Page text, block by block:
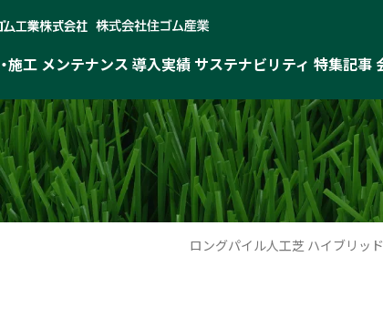
施工 メンテナンス 導入実績 サステナビリティ 特集記事
ロングパイル人工芝 ハイブリッ